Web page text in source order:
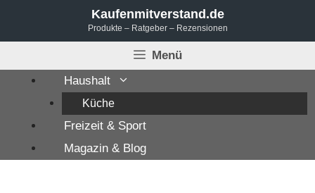
Kaufenmitverstand.de
Produkte – Ratgeber – Rezensionen
Menü
Haushalt
Küche
Freizeit & Sport
Magazin & Blog